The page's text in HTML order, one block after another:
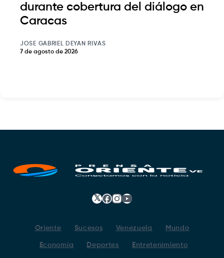
durante cobertura del diálogo en
Caracas
JOSE GABRIEL DEYAN RIVAS
7 de agosto de 2026
𝕏 Facebook
Instagram
YouTube
Oriente Sucesos Venezuela Mundo
Economía Deportes Entretenimiento